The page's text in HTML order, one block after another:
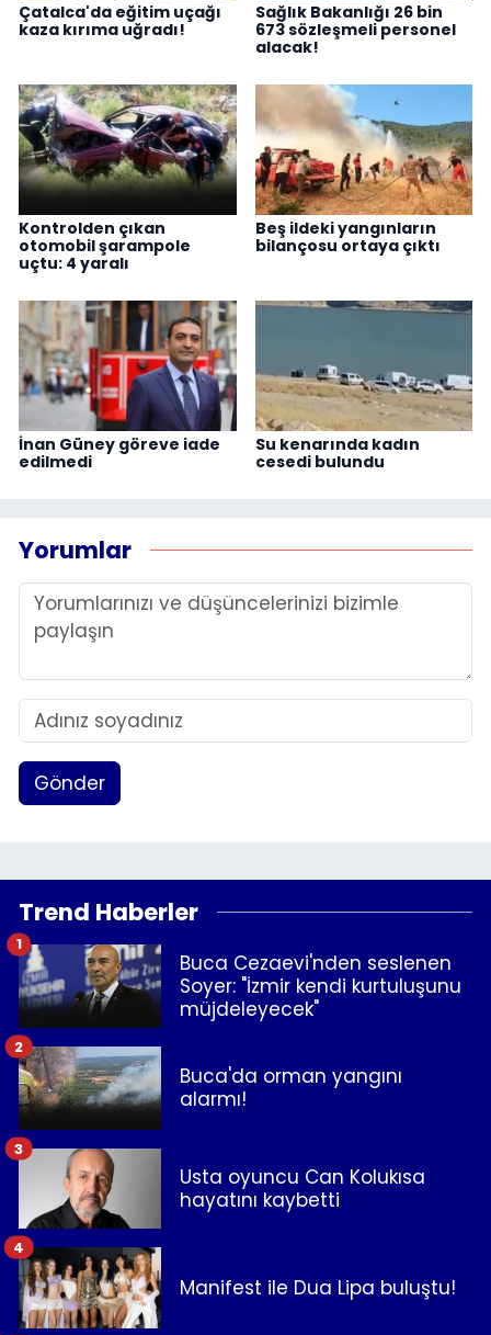
Çatalca'da eğitim uçağı
kaza kırıma uğradı!
Sağlık Bakanlığı 26 bin
673 sözleşmeli personel
alacak!
Kontrolden çıkan
otomobil şarampole
uçtu: 4 yaralı
Beş ildeki yangınların
bilançosu ortaya çıktı
İnan Güney göreve iade
edilmedi
Su kenarında kadın
cesedi bulundu
Yorumlar
Gönder
Trend Haberler
Buca Cezaevi'nden seslenen
Soyer: "İzmir kendi kurtuluşunu
müjdeleyecek"
1
Buca'da orman yangını
alarmı!
2
Usta oyuncu Can Kolukısa
hayatını kaybetti
3
Manifest ile Dua Lipa buluştu!
4